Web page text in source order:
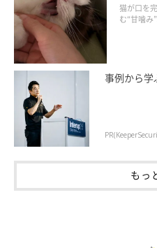
猫が口を
む“甘噛
事例から学
もっ